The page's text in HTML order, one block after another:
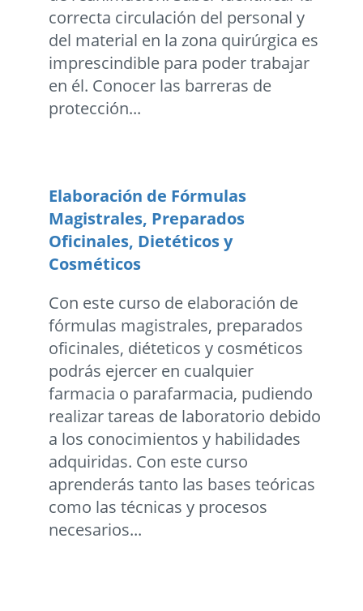
correcta circulación del personal y
del material en la zona quirúrgica es
imprescindible para poder trabajar
en él. Conocer las barreras de
protección...
Elaboración de Fórmulas
Magistrales, Preparados
Oficinales, Dietéticos y
Cosméticos
Con este curso de elaboración de
fórmulas magistrales, preparados
oficinales, diéteticos y cosméticos
podrás ejercer en cualquier
farmacia o parafarmacia, pudiendo
realizar tareas de laboratorio debido
a los conocimientos y habilidades
adquiridas. Con este curso
aprenderás tanto las bases teóricas
como las técnicas y procesos
necesarios...